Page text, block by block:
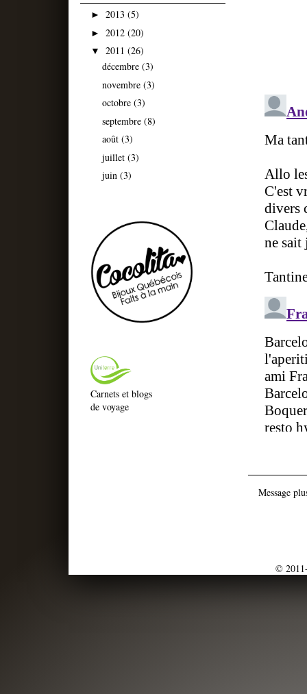
Message
► 2013 (5)
► 2012 (20)
▼ 2011 (26)
décembre (3)
novembre (3)
octobre (3)
septembre (8)
août (3)
juillet (3)
juin (3)
Carnets et blogs
de voyage
©